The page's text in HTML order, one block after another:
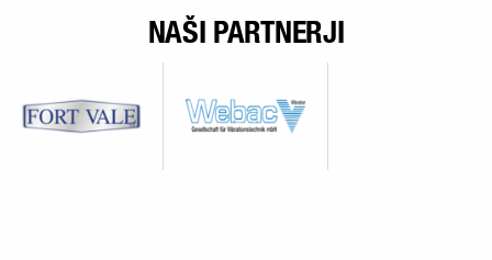
NAŠI PARTNERJI